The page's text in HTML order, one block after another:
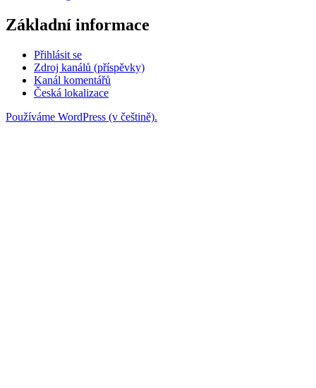
Základní informace
Přihlásit se
Zdroj kanálů (příspěvky)
Kanál komentářů
Česká lokalizace
Používáme WordPress (v češtině).